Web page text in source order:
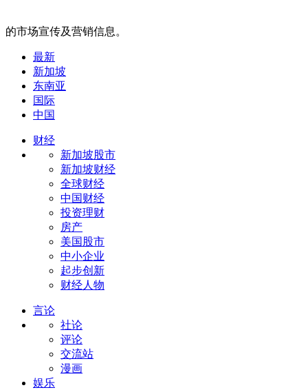
的市场宣传及营销信息。
最新
新加坡
东南亚
国际
中国
财经
新加坡股市
新加坡财经
全球财经
中国财经
投资理财
房产
美国股市
中小企业
起步创新
财经人物
言论
社论
评论
交流站
漫画
娱乐